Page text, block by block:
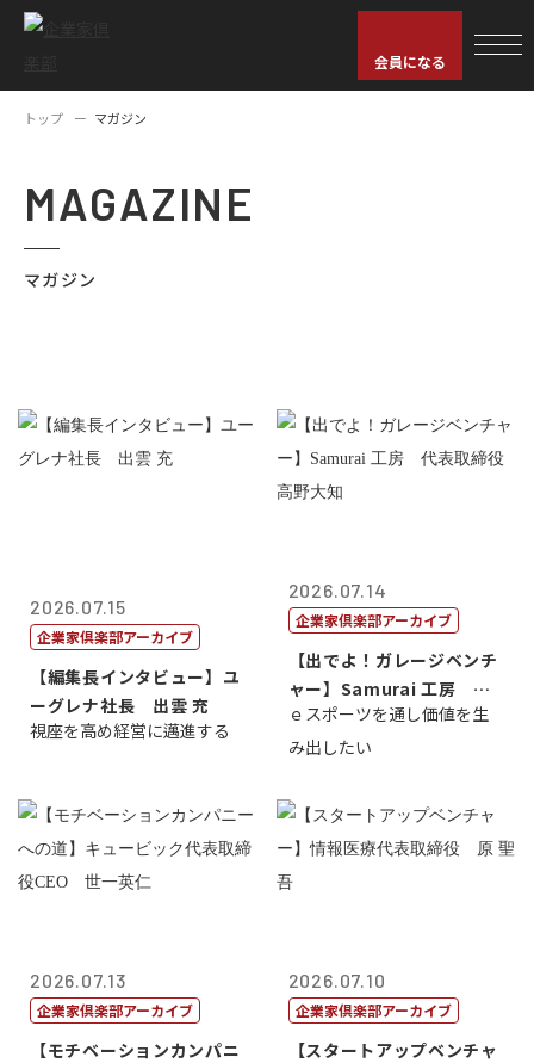
会員になる
トップ マガジン
MAGAZINE
マガジン
2026.07.15
企業家倶楽部アーカイブ
【編集長インタビュー】ユ
ーグレナ社長 出雲 充
視座を高め経営に邁進する
2026.07.14
企業家倶楽部アーカイブ
【出でよ！ガレージベンチ
ャー】Samurai 工房 代
表取締...
ｅスポーツを通し価値を生
み出したい
2026.07.13
企業家倶楽部アーカイブ
【モチベーションカンパニ
2026.07.10
企業家倶楽部アーカイブ
【スタートアップベンチャ